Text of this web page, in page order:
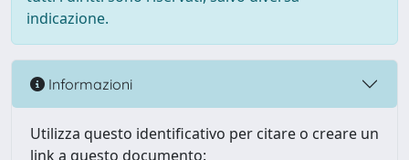
indicazione.
Informazioni
Utilizza questo identificativo per citare o creare un
link a questo documento: